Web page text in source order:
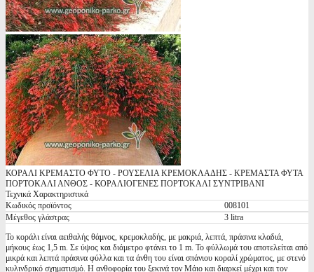
ΚΟΡΑΛΙ ΚΡΕΜΑΣΤΟ ΦΥΤΟ - ΡΟΥΣΕΛΙΑ ΚΡΕΜΟΚΛΑΔΗΣ - ΚΡΕΜΑΣΤΑ ΦΥΤΑ
ΠΟΡΤΟΚΑΛΙ ΑΝΘΟΣ - ΚΟΡΑΛΙΟΓΕΝΕΣ ΠΟΡΤΟΚΑΛΙ ΣΥΝΤΡΙΒΑΝΙ
Τεχνικά Χαρακτηριστικά
Κωδικός προϊόντος
008101
Μέγεθος γλάστρας
3 litra
Το κοράλι είναι αειθαλής θάμνος, κρεμοκλαδής, με μακριά, λεπτά, πράσινα κλαδιά,
μήκους έως 1,5 m. Σε ύψος και διάμετρο φτάνει το 1 m. Το φύλλωμά του αποτελείται από
μικρά και λεπτά πράσινα φύλλα και τα άνθη του είναι σπάνιου κοραλί χρώματος, με στενό
κυλινδρικό σχηματισμό. Η ανθοφορία του ξεκινά τον Μάιο και διαρκεί μέχρι και τον